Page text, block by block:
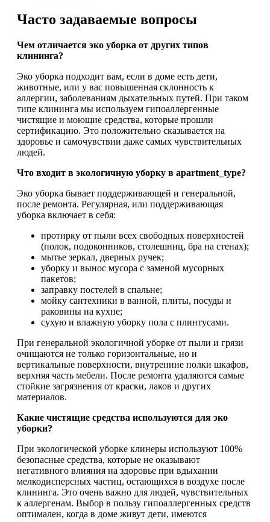
Часто задаваемые вопросы
Чем отличается эко уборка от других типов
клининга?
Эко уборка подходит вам, если в доме есть дети,
животные, или у вас повышенная склонность к
аллергии, заболеваниям дыхательных путей. При таком
типе клининга мы используем гипоаллергенные
чистящие и моющие средства, которые прошли
сертификацию. Это положительно сказывается на
здоровье и самочувствии даже самых чувствительных
людей.
Что входит в экологичную уборку в apartment_type?
Эко уборка бывает поддерживающей и генеральной,
после ремонта. Регулярная, или поддерживающая
уборка включает в себя:
протирку от пыли всех свободных поверхностей
(полок, подоконников, столешниц, бра на стенах);
мытье зеркал, дверных ручек;
уборку и вынос мусора с заменой мусорных
пакетов;
заправку постелей в спальне;
мойку сантехники в ванной, плиты, посуды и
раковины на кухне;
сухую и влажную уборку пола с плинтусами.
При генеральной экологичной уборке от пыли и грязи
очищаются не только горизонтальные, но и
вертикальные поверхности, внутренние полки шкафов,
верхняя часть мебели. После ремонта удаляются самые
стойкие загрязнения от краски, лаков и других
материалов.
Какие чистящие средства используются для эко
уборки?
При экологической уборке клинеры используют 100%
безопасные средства, которые не оказывают
негативного влияния на здоровье при вдыхании
мелкодисперсных частиц, остающихся в воздухе после
клининга. Это очень важно для людей, чувствительных
к аллергенам. Выбор в пользу гипоаллергенных средств
оптимален, когда в доме живут дети, имеются